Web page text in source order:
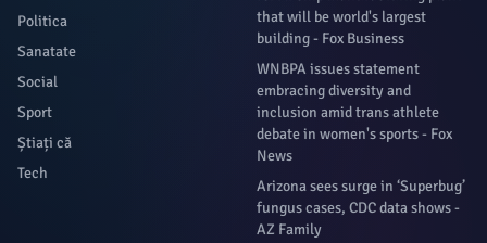
Politica
Sanatate
Social
Sport
Știați că
Tech
that will be world's largest
building - Fox Business
WNBPA issues statement
embracing diversity and
inclusion amid trans athlete
debate in women's sports - Fox
News
Arizona sees surge in ‘Superbug’
fungus cases, CDC data shows -
AZ Family